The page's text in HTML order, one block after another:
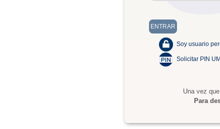
Soy usuario
Solicitar PIN
Una vez
Para